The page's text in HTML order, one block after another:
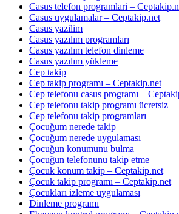
Casus telefon programlari –
Casus uygulamalar – Ceptakip.net
Casus yazilim
Casus yazılım programları
Casus yazılım telefon dinleme
Casus yazılım yükleme
Cep takip
Cep takip programı – Ceptakip.net
Cep telefonu casus programı –
Cep telefonu takip programı ücretsiz
Cep telefonu takip programları
Çocuğum nerede takip
Çocuğum nerede uygulaması
Çocuğun konumunu bulma
Çocuğun telefonunu takip etme
Çocuk konum takip – Ceptakip.net
Çocuk takip programı – Ceptakip.net
Çocukları izleme uygulaması
Dinleme programı